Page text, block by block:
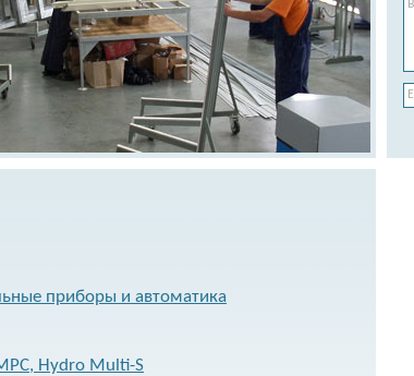
приборы и автоматика
Hydro Multi-S